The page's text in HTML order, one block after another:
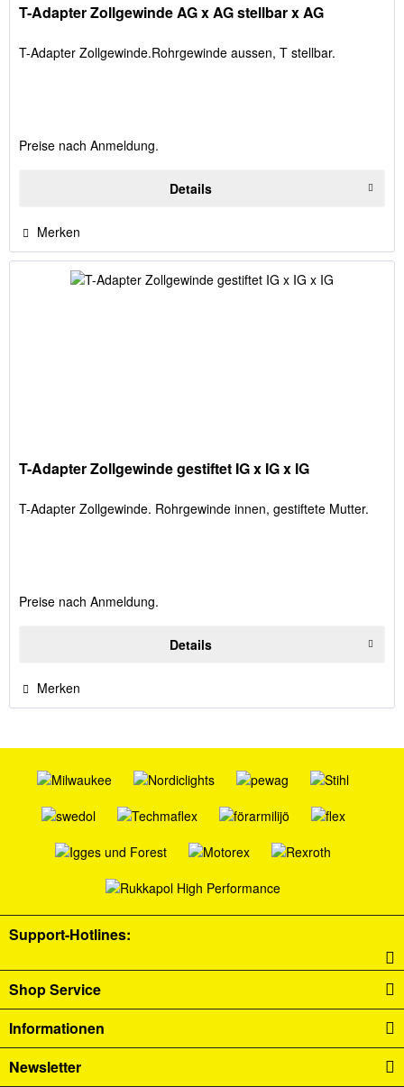
T-Adapter Zollgewinde AG x AG stellbar x AG
T-Adapter Zollgewinde.Rohrgewinde aussen, T stellbar.
Preise nach Anmeldung.
Details
Merken
T-Adapter Zollgewinde gestiftet IG x IG x IG
T-Adapter Zollgewinde. Rohrgewinde innen, gestiftete Mutter.
Preise nach Anmeldung.
Details
Merken
Support-Hotlines:
Shop Service
Informationen
Newsletter